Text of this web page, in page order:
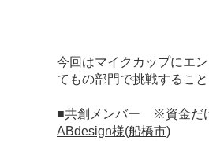
今回はマイクカップにエ
てもの部門で挑戦するこ
■共創メンバー ※資金だ
ABdesign様(船橋市)